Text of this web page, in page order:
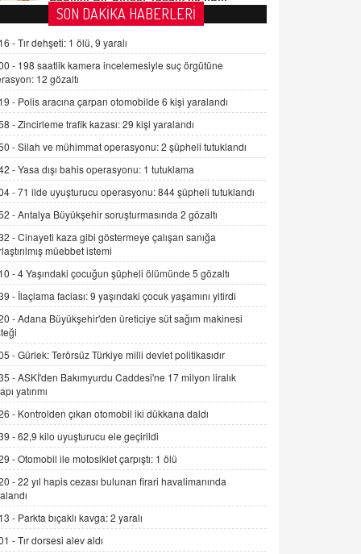
FARUK ÖNALAN
Tezkere Onaylanmasaydı…
2 Kasım 2021 Salı 00:11
AV. DOĞAN CAN DOĞAN
Kişisel verilerin korunması ve dijital
hukukun gelişimi
15.09.2025 16:17
SEHER EREK
Kış Ayları Geldi, Hangi Önlemler
Alınmalı?
9.12.2025 10:11
İNCİ GÜL AKÖL
Trump Keşke Adana'yı da Ziyaret Etse...
06.07.2026 13:00
Esed Destekçilerinin Yüzüne Vurulan
Şamar: Sednaya
11.12.2024 12:30
DR. EKREM ASLAN
Gerçek Ne, Algı Ne? "Beraber
Yürüyoruz" Cümlesinin Peşinden
19.07.2025 12:45
Şifacının Yolu
04.11.2025 12:56
SON DAKİKA HABERLERİ
-Tır dehşeti: 1 ölü, 9 yaralı
- 198 saatlik kamera incelemesiyle suç örgütüne
12 gözaltı
- Polis aracına çarpan otomobilde 6 kişi yaralandı
-Zincirleme trafik kazası: 29 kişi yaralandı
-Silah ve mühimmat operasyonu: 2 şüpheli tutuklandı
-Yasa dışı bahis operasyonu: 1 tutuklama
-71 ilde uyuşturucu operasyonu: 844 şüpheli tutuklandı
-Antalya Büyükşehir soruşturmasında 2 gözaltı
-Cinayeti kaza gibi göstermeye çalışan sanığa
müebbet istemi
-4 Yaşındaki çocuğun şüpheli ölümünde 5 gözaltı
- İlaçlama faciası: 9 yaşındaki çocuk yaşamını yitirdi
-Adana Büyükşehir'den üreticiye süt sağım makinesi
-Gürlek: Terörsüz Türkiye milli devlet politikasıdır
-ASKİ'den Bakımyurdu Caddesi'ne 17 milyon liralık
yatırımı
- Kontrolden çıkan otomobil iki dükkana daldı
-62,9 kilo uyuşturucu ele geçirildi
-Otomobil ile motosiklet çarpıştı: 1 ölü
-22 yıl hapis cezası bulunan firari havalimanında
- Parkta bıçaklı kavga: 2 yaralı
-Tır dorsesi alev aldı